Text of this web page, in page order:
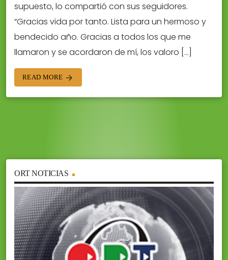
supuesto, lo compartió con sus seguidores.
“Gracias vida por tanto. Lista para un hermoso y
bendecido año. Gracias a todos los que me
llamaron y se acordaron de mí, los valoro […]
READ MORE arrow_forward
ORT NOTICIAS